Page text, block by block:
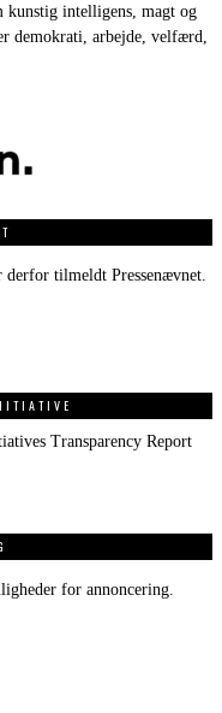
kunstig intelligens, magt og
demokrati, arbejde, velfærd,
tilmeldt Pressenævnet.
Transparency Report
for annoncering.